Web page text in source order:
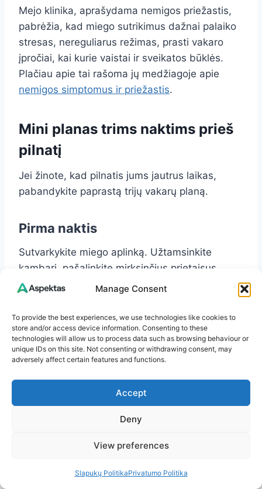
Manage Consent
To provide the best experiences, we use technologies like cookies to
store and/or access device information. Consenting to these
technologies will allow us to process data such as browsing behaviour or
unique IDs on this site. Not consenting or withdrawing consent, may
adversely affect certain features and functions.
Accept
Deny
View preferences
Slapukų PolitikaPrivatumo Politika
Mejo klinika, aprašydama nemigos priežastis,
pabrėžia, kad miego sutrikimus dažnai palaiko
stresas, nereguliarus režimas, prasti vakaro
įpročiai, kai kurie vaistai ir sveikatos būklės.
Plačiau apie tai rašoma jų medžiagoje apie
nemigos simptomus ir priežastis.
Mini planas trims naktims prieš
pilnatį
Jei žinote, kad pilnatis jums jautrus laikas,
pabandykite paprastą trijų vakarų planą.
Pirma naktis
Sutvarkykite miego aplinką. Užtamsinkite
kambarį, pašalinkite mirksinčius prietaisus,
pasirūpinkite patogia temperatūra. Neatidėkite
Antra naktis
Sumažinkite nervų sistemos apkrovą. Venkite
Jei galva pilna minčių, užrašykite jas ant
popieriaus.
Trečia naktis
Laikykitės kuo tylesnio vakaro. Lengvas